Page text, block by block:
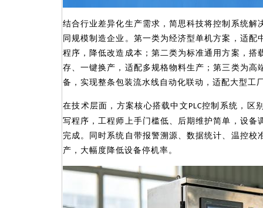
结合行业差异化生产需求，简思科技将控制系统解
同规模制造企业。第一类为经济型单机方案，适配
程序，降低改造成本；第二类为标准通用方案，搭
存、一键换产，适配多规格物料生产；第三类为高
备，实现整条包装流水线自动化联动，适配大型工
在技术层面，方案核心搭载中文 PLC控制系统，区
写程序，工程师上手门槛低、后期维护简单，设备
完成。同时系统自带报警溯源、数据统计、温控校
产，大幅度降低设备停机率。